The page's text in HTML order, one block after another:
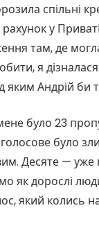
спільні
у
там, де
я
яким Андрій би
було 23
було
Десяте — уже
як дорослі
який колись